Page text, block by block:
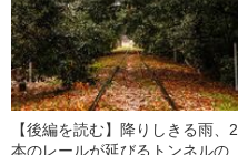
【後編を読む】降りしきる雨、2
本のレールが延びるトンネルの